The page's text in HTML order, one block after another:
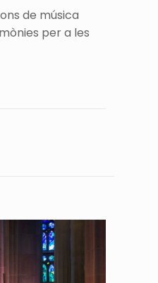
de música
per a les